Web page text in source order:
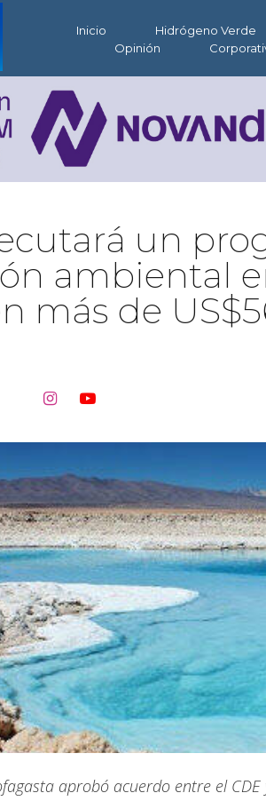
Inicio Hidrógeno Verde
Opinión
un
ambiental
más de
 
aprobó acuerdo entre el